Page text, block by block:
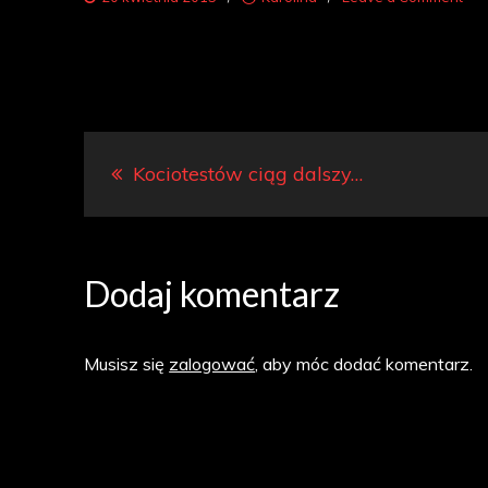
Nawigacja
wpisu
Kociotestów ciąg dalszy…
Dodaj komentarz
Musisz się zalogować, aby móc dodać komentarz.